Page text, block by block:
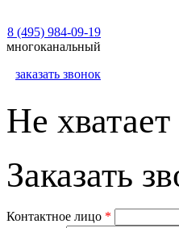
8 (495) 984-09-19
многоканальный
заказать звонок
Не
Заказать
Контактное лицо *